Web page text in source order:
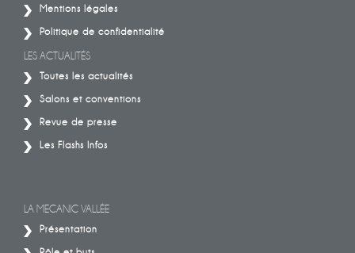
Mentions légales
Politique de confidentialité
LES ACTUALITÉS
Toutes les actualités
Salons et conventions
Revue de presse
Les Flashs Infos
LA MECANIC VALLÉE
Présentation